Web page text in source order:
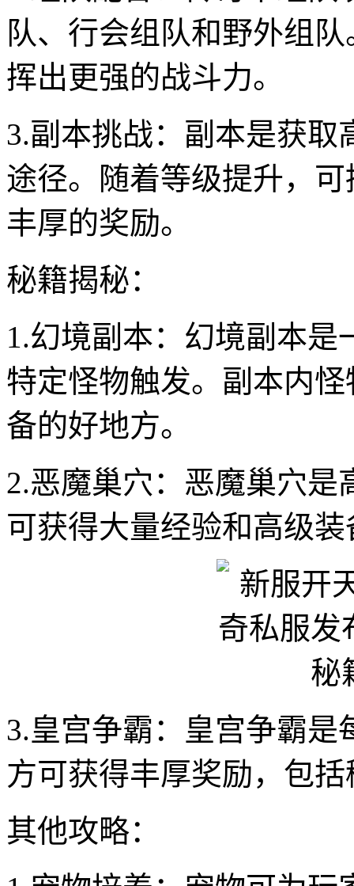
队、行会组队和野外组
挥出更强的战斗力。
3.副本挑战：副本是获
途径。随着等级提升，
丰厚的奖励。
秘籍揭秘：
1.幻境副本：幻境副本
特定怪物触发。副本内
备的好地方。
2.恶魔巢穴：恶魔巢穴
可获得大量经验和高级
3.皇宫争霸：皇宫争霸是
方可获得丰厚奖励，包
其他攻略：